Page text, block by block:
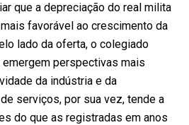
que a depreciação do real milita
favorável ao crescimento da
lado da oferta, o colegiado
perspectivas mais
da indústria e da
serviços, por sua vez, tende a
do que as registradas em anos